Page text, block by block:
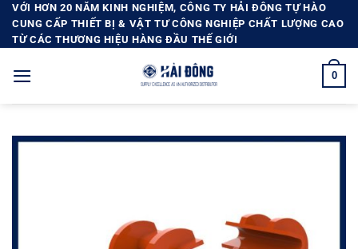
Bỏ
qua
nội
dung
VỚI HƠN 20 NĂM KINH NGHIỆM, CÔNG TY HẢI ĐÔNG TỰ HÀO
CUNG CẤP THIẾT BỊ & VẬT TƯ CÔNG NGHIỆP CHẤT LƯỢNG CAO
TỪ CÁC THƯƠNG HIỆU HÀNG ĐẦU THẾ GIỚI
0